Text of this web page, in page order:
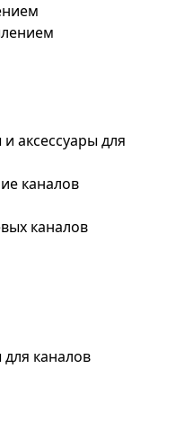
аксессуары для
каналов
каналов
каналов